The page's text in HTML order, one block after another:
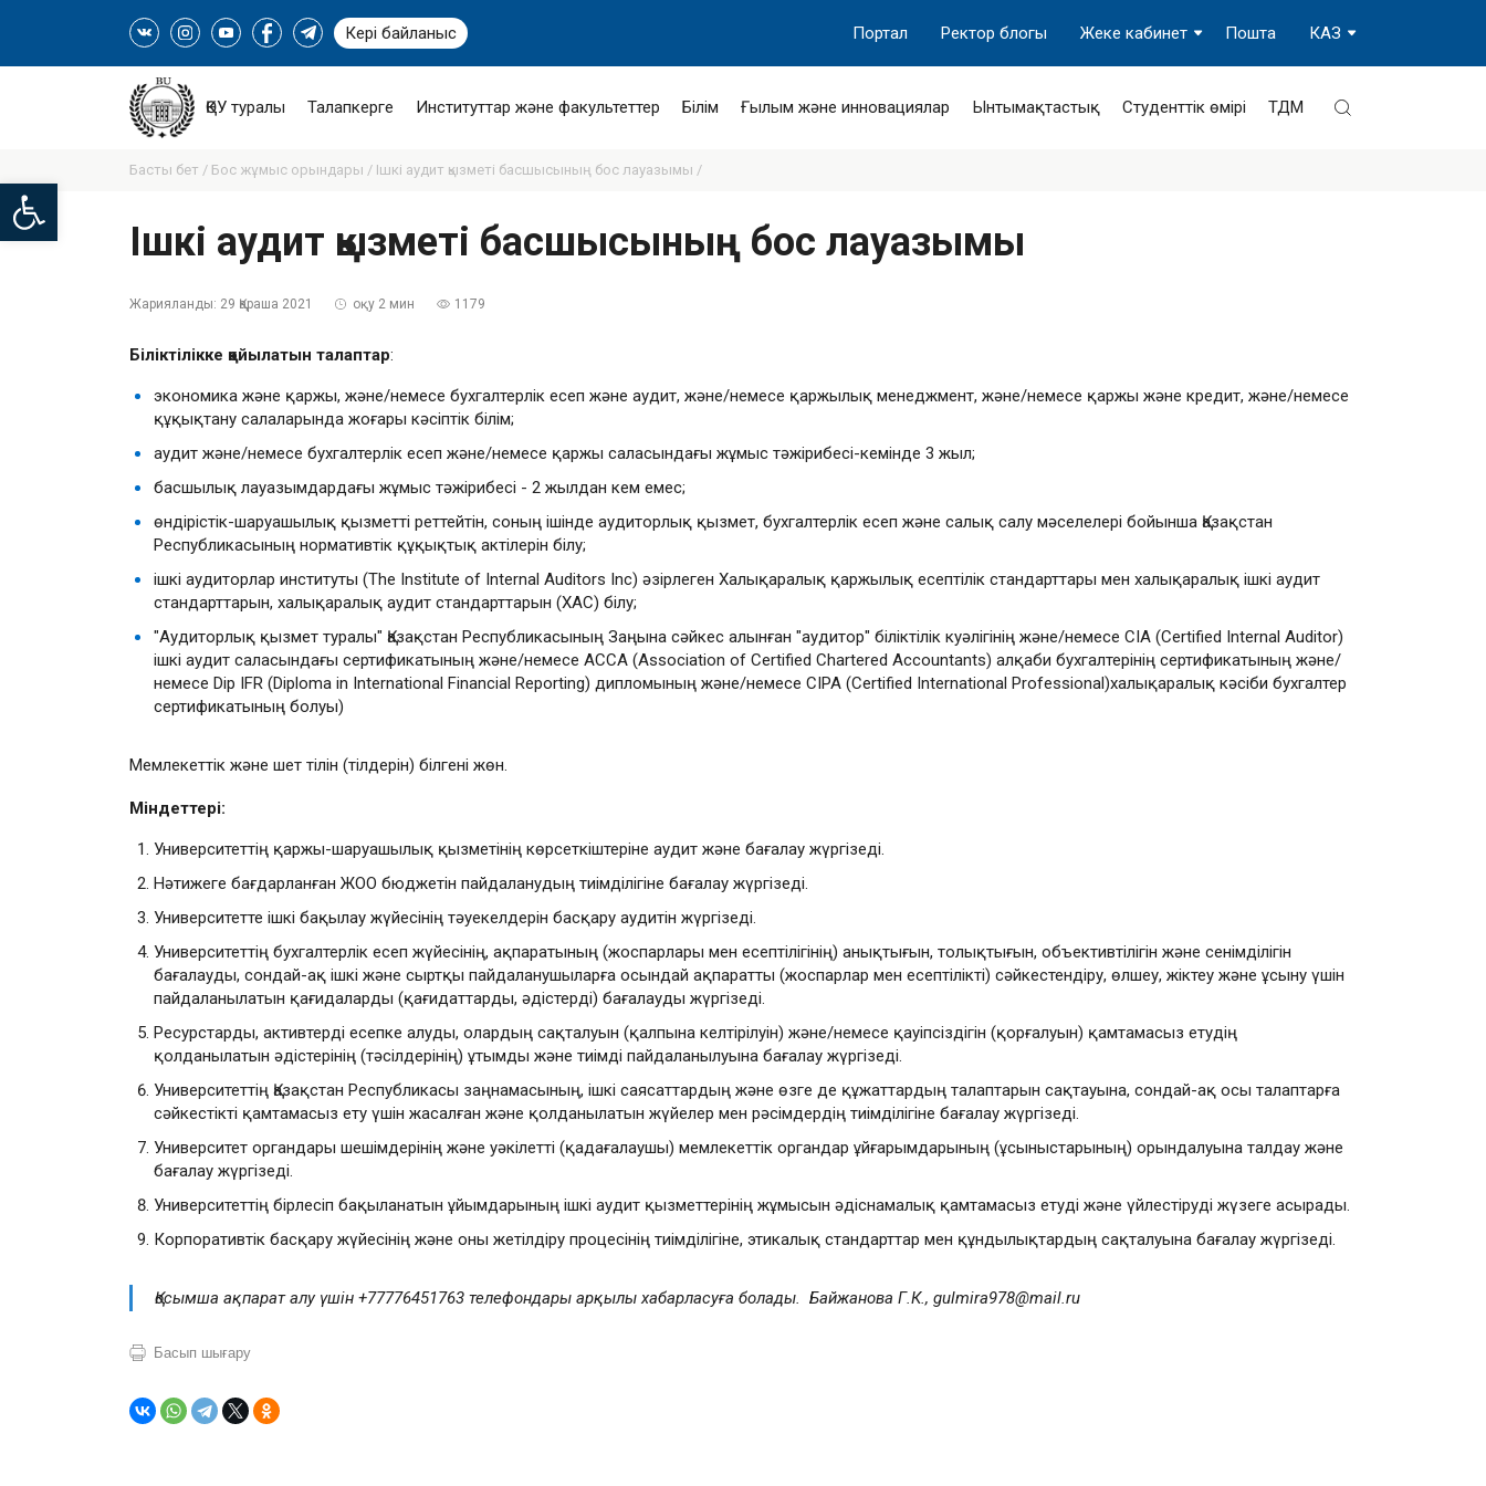
Open toolbar
Кері байланыс КАЗ
Пошта
Жеке кабинет
Ректор блогы
Портал
ҚӨУ туралы Талапкерге Институттар және факультеттер Білім Ғылым және инновациялар Ынтымақтастық Студенттік өмірі ТДМ
Басты бет / Бос жұмыс орындары / Ішкі аудит қызметі басшысының бос лауазымы /
Ішкі аудит қызметі басшысының бос лауазымы
Жарияланды: 29 Қараша 2021 оқу 2 мин 1179
Біліктілікке қойылатын талаптар:
экономика және қаржы, және/немесе бухгалтерлік есеп және аудит, және/немесе қаржылық менеджмент, және/немесе қаржы және кредит, және/немесе
құқықтану салаларында жоғары кәсіптік білім;
аудит және/немесе бухгалтерлік есеп және/немесе қаржы саласындағы жұмыс тәжірибесі-кемінде 3 жыл;
басшылық лауазымдардағы жұмыс тәжірибесі - 2 жылдан кем емес;
өндірістік-шаруашылық қызметті реттейтін, соның ішінде аудиторлық қызмет, бухгалтерлік есеп және салық салу мәселелері бойынша Қазақстан
Республикасының нормативтік құқықтық актілерін білу;
ішкі аудиторлар институты (The Institute of Internal Auditors Inc) әзірлеген Халықаралық қаржылық есептілік стандарттары мен халықаралық ішкі аудит
стандарттарын, халықаралық аудит стандарттарын (ХAС) білу;
"Аудиторлық қызмет туралы" Қазақстан Республикасының Заңына сәйкес алынған "аудитор" біліктілік куәлігінің және/немесе CIA (Certified Internal Auditor)
ішкі аудит саласындағы сертификатының және/немесе АССА (Association of Certified Chartered Accountants) алқаби бухгалтерінің сертификатының және/
немесе Dip IFR (Diploma in International Financial Reporting) дипломының және/немесе CIPA (Certified International Professional)халықаралық кәсіби бухгалтер
сертификатының болуы)
Мемлекеттік және шет тілін (тілдерін) білгені жөн.
Міндеттері:
Университеттің қаржы-шаруашылық қызметінің көрсеткіштеріне аудит және бағалау жүргізеді.
Нәтижеге бағдарланған ЖОО бюджетін пайдаланудың тиімділігіне бағалау жүргізеді.
Университетте ішкі бақылау жүйесінің тәуекелдерін басқару аудитін жүргізеді.
Университеттің бухгалтерлік есеп жүйесінің, ақпаратының (жоспарлары мен есептілігінің) анықтығын, толықтығын, объективтілігін және сенімділігін
бағалауды, сондай-ақ ішкі және сыртқы пайдаланушыларға осындай ақпаратты (жоспарлар мен есептілікті) сәйкестендіру, өлшеу, жіктеу және ұсыну үшін
пайдаланылатын қағидаларды (қағидаттарды, әдістерді) бағалауды жүргізеді.
Ресурстарды, активтерді есепке алуды, олардың сақталуын (қалпына келтірілуін) және/немесе қауіпсіздігін (қорғалуын) қамтамасыз етудің
қолданылатын әдістерінің (тәсілдерінің) ұтымды және тиімді пайдаланылуына бағалау жүргізеді.
Университеттің Қазақстан Республикасы заңнамасының, ішкі саясаттардың және өзге де құжаттардың талаптарын сақтауына, сондай-ақ осы талаптарға
сәйкестікті қамтамасыз ету үшін жасалған және қолданылатын жүйелер мен рәсімдердің тиімділігіне бағалау жүргізеді.
Университет органдары шешімдерінің және уәкілетті (қадағалаушы) мемлекеттік органдар ұйғарымдарының (ұсыныстарының) орындалуына талдау және
бағалау жүргізеді.
Университеттің бірлесіп бақыланатын ұйымдарының ішкі аудит қызметтерінің жұмысын әдіснамалық қамтамасыз етуді және үйлестіруді жүзеге асырады.
Корпоративтік басқару жүйесінің және оны жетілдіру процесінің тиімділігіне, этикалық стандарттар мен құндылықтардың сақталуына бағалау жүргізеді.
Қосымша ақпарат алу үшін +77776451763 телефондары арқылы хабарласуға болады. Байжанова Г.К., gulmira978@mail.ru
Басып шығару